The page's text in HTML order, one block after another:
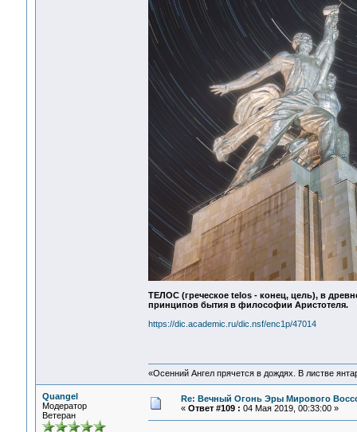
ТЕЛОС (греческое telos - конец, цель), в
принципов бытия в философии Аристотеля.
https://dic.academic.ru/dic.nsf/enc1p/47014
«Осенний Ангел прячется в дождях. В листве
Quangel
Модератор
Ветеран
Re: Вечный Огонь Эры Мирового
« Ответ #109 : 04 Мая 2019, 00:33:00 »